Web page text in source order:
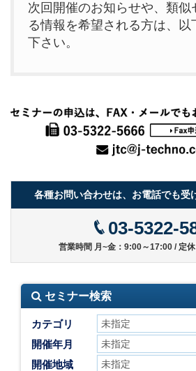
次回開催のお知らせや、類似
る情報を希望される方は、以
下さい。
各種お問い合わせは、お電話でも受
03-5322-
営業時間 月~金：9:00～17:00 / 定
セミナー検索
カテゴリ
開催年月
開催地域